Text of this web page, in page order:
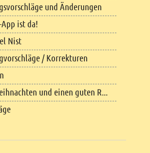
und Änderungen
ist da!
Nist
/ Korrekturen
und einen guten R...